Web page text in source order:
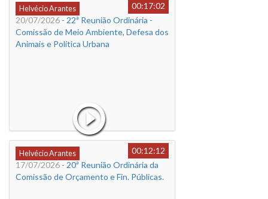
Helvécio Arantes
00:17:02
20/07/2026 - 22ª Reunião Ordinária -
Comissão de Meio Ambiente, Defesa dos
Animais e Política Urbana
Helvécio Arantes
00:12:12
17/07/2026 - 20ª Reunião Ordinária da
Comissão de Orçamento e Fin. Públicas.